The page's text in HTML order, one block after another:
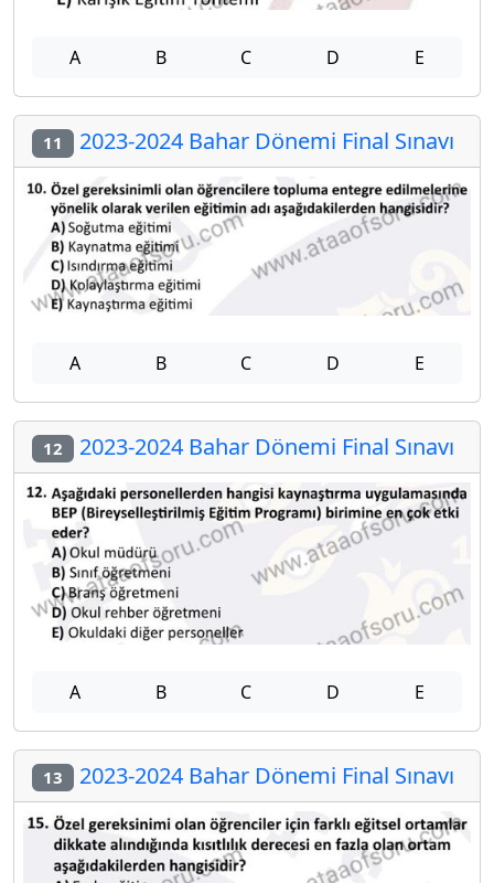
A B C D E
11 2023-2024 Bahar Dönemi Final Sınavı
A B C D E
12 2023-2024 Bahar Dönemi Final Sınavı
A B C D E
13 2023-2024 Bahar Dönemi Final Sınavı